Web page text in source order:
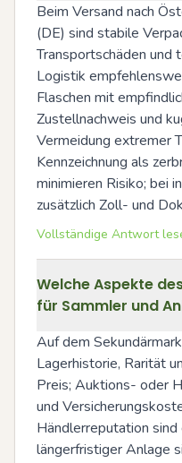
Beim Versand nach
(DE) sind stabile
Transportschäden
Logistik
Flaschen mit
Zustellnachweis und
Vermeidung extremer
Kennzeichnung als
minimieren Risiko; bei
zusätzlich Zoll- und
Vollständige Antwort
Welche Aspekte
für Sammler und
Auf dem
Lagerhistorie, Rarität
Preis; Auktions- oder
und
Händlerreputation
längerfristiger Anlage